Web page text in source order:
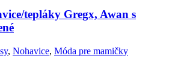
tepláky Gregx, Awan s
, Nohavice, Móda pre mamičky